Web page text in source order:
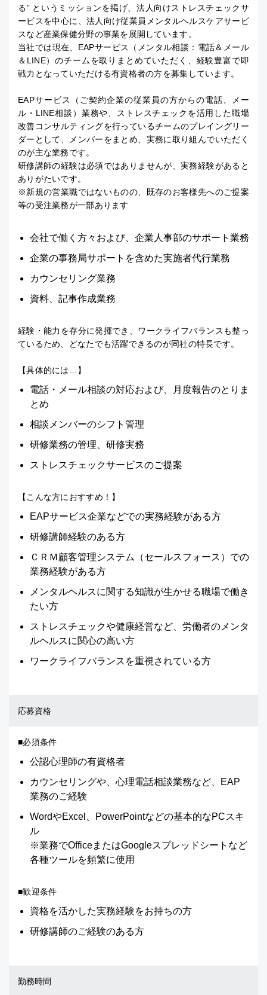
る” というミッションを掲げ、法人向けストレスチェックサ
ービスを中心に、法人向け従業員メンタルヘルスケアサービ
スなど産業保健分野の事業を展開しています。
当社では現在、EAPサービス（メンタル相談：電話＆メール
＆LINE）のチームを取りまとめていただく、経験豊富で即
戦力となっていただける有資格者の方を募集しています。
EAPサービス（ご契約企業の従業員の方からの電話、メー
ル・LINE相談）業務や、ストレスチェックを活用した職場
改善コンサルティングを行っているチームのプレイングリー
ダーとして、メンバーをまとめ、実務に取り組んでいただく
のが主な業務です。
研修講師の経験は必須ではありませんが、実務経験があると
ありがたいです。
※新規の営業職ではないものの、既存のお客様先へのご提案
等の受注業務が一部あります
会社で働く方々および、企業人事部のサポート業務
企業の事務局サポートを含めた実施者代行業務
カウンセリング業務
資料、記事作成業務
経験・能力を存分に発揮でき、ワークライフバランスも整っ
ているため、どなたでも活躍できるのが同社の特長です。
【具体的には…】
電話・メール相談の対応および、月度報告のとりま
とめ
相談メンバーのシフト管理
研修業務の管理、研修実務
ストレスチェックサービスのご提案
【こんな方におすすめ！】
EAPサービス企業などでの実務経験がある方
研修講師経験のある方
ＣＲＭ顧客管理システム（セールスフォース）での
業務経験がある方
メンタルヘルスに関する知識が生かせる職場で働き
たい方
ストレスチェックや健康経営など、労働者のメンタ
ルヘルスに関心の高い方
ワークライフバランスを重視されている方
応募資格
■必須条件
公認心理師の有資格者
カウンセリングや、心理電話相談業務など、EAP
業務のご経験
WordやExcel、PowerPointなどの基本的なPCスキ
ル
※業務でOfficeまたはGoogleスプレッドシートなど
各種ツールを頻繁に使用
■歓迎条件
資格を活かした実務経験をお持ちの方
研修講師のご経験のある方
勤務時間